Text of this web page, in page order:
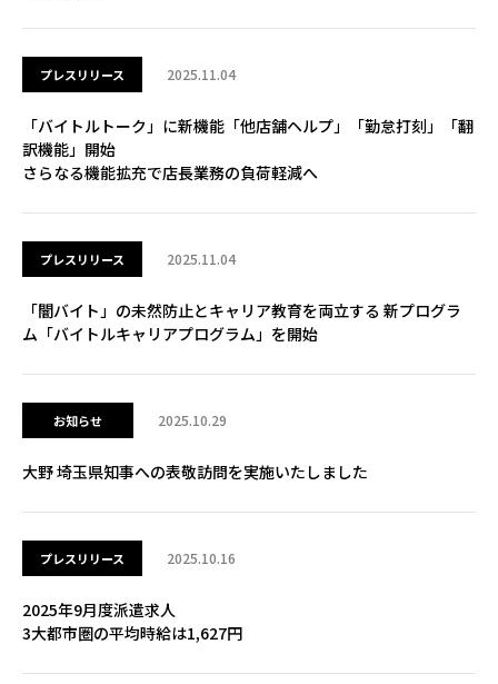
プレスリリース 2025.11.04
「バイトルトーク」に新機能「他店舗ヘルプ」「勤怠打刻」「翻
訳機能」開始
さらなる機能拡充で店長業務の負荷軽減へ
プレスリリース 2025.11.04
「闇バイト」の未然防止とキャリア教育を両立する 新プログラ
ム「バイトルキャリアプログラム」を開始
お知らせ 2025.10.29
大野 埼玉県知事への表敬訪問を実施いたしました
プレスリリース 2025.10.16
2025年9月度派遣求人
3大都市圏の平均時給は1,627円